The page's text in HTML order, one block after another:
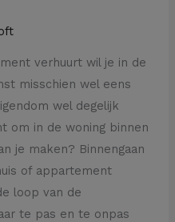
verhuurt wil je in de
misschien wel eens
wel degelijk
om in de woning binnen
je maken? Binnengaan
of appartement
loop van de
te pas en te onpas